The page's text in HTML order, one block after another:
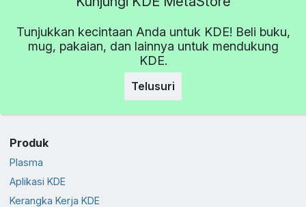
Tunjukkan kecintaan Anda untuk KDE! Beli buku,
mug, pakaian, dan lainnya untuk mendukung
KDE.
Telusuri
Produk
Plasma
Aplikasi KDE
Kerangka Kerja KDE